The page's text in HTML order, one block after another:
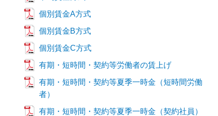
個別賃金A方式
個別賃金B方式
個別賃金C方式
有期・短時間・契約等労働者の賃上げ
有期・短時間・契約等夏季一時金（短時間労働
者）
有期・短時間・契約等夏季一時金（契約社員）